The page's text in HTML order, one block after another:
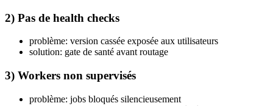
2) Pas de health checks
problème: version cassée exposée aux utilisateurs
solution: gate de santé avant routage
3) Workers non supervisés
problème: jobs bloqués silencieusement